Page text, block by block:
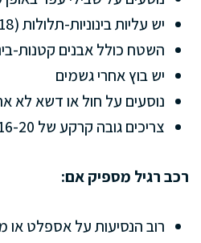
יש עליות בינוניות-תלולות (10-18 מעלות)
השטח כולל אבנים קטנות-
יש בוץ אחרי גשמים
נוסעים על חול או דשא לא
צריכים גובה קרקע של 16-20 ס"מ
רכב רגיל מספיק אם:
רוב הנסיעות על אספלט או